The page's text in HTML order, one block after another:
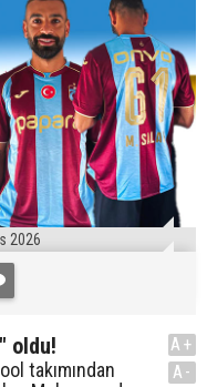
2026
oldu!
takımından
A+
A-